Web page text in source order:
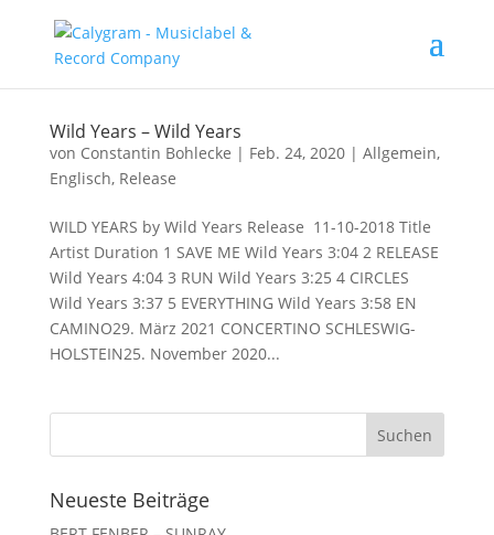
Wild Years – Wild Years
von Constantin Bohlecke | Feb. 24, 2020| Allgemein,
Englisch, Release
WILD YEARS by Wild Years Release 11-10-2018 Title
Artist Duration 1 SAVE ME Wild Years 3:04 2 RELEASE
Wild Years 4:04 3 RUN Wild Years 3:25 4 CIRCLES
Wild Years 3:37 5 EVERYTHING Wild Years 3:58 EN
CAMINO29. März 2021 CONCERTINO SCHLESWIG-
HOLSTEIN25. November 2020...
Neueste Beiträge